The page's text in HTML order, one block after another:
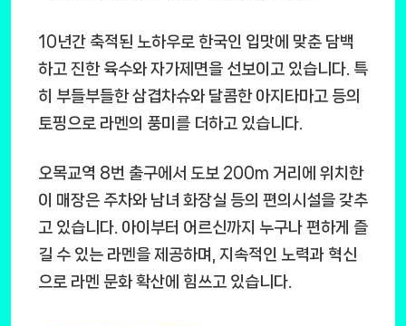
10년간 축적된 노하우로 한국인 입맛에 맞춘 담백
하고 진한 육수와 자가제면을 선보이고 있습니다. 특
히 부들부들한 삼겹차슈와 달콤한 아지타마고 등의
토핑으로 라멘의 풍미를 더하고 있습니다.
오목교역 8번 출구에서 도보 200m 거리에 위치한
이 매장은 주차와 남녀 화장실 등의 편의시설을 갖추
고 있습니다. 아이부터 어르신까지 누구나 편하게 즐
길 수 있는 라멘을 제공하며, 지속적인 노력과 혁신
으로 라멘 문화 확산에 힘쓰고 있습니다.